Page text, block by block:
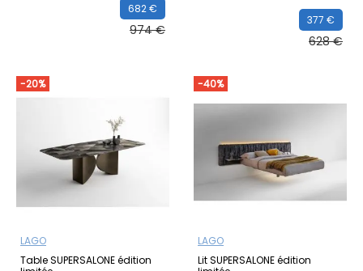
682 €
974 €
377 €
628 €
-20%
LAGO
Table SUPERSALONE édition
-40%
LAGO
Lit SUPERSALONE édition